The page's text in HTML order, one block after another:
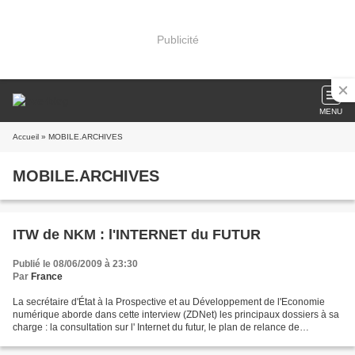
Publicité
MENU
Accueil » MOBILE.ARCHIVES
MOBILE.ARCHIVES
ITW de NKM : l'INTERNET du FUTUR
Publié le 08/06/2009 à 23:30
Par France
La secrétaire d'État à la Prospective et au Développement de l'Economie
numérique aborde dans cette interview (ZDNet) les principaux dossiers à sa
charge : la consultation sur l' Internet du futur, le plan de relance de